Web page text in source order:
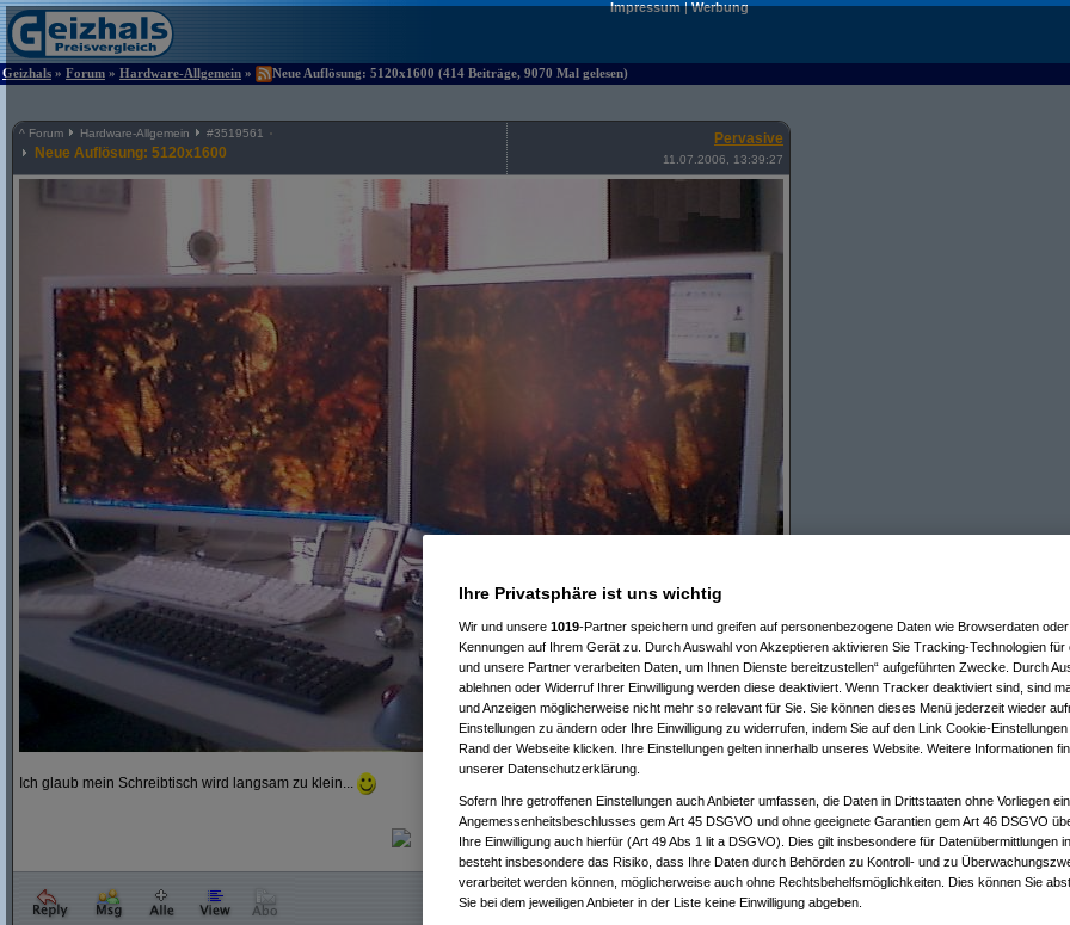
Impressum|Werbung
Geizhals » Forum » Hardware-Allgemein » Neue Auflösung: 5120x1600 (414 Beiträge, 9070 Mal gelesen)
^ Forum Hardware-Allgemein #3519561
Neue Auflösung: 5120x1600
Pervasive
11.07.2006, 13:39:27
Ich glaub mein Schreibtisch wird langsam zu klein...
Ihre Privatsphäre ist uns wichtig
Wir und unsere 1019-Partner speichern und greifen auf personenbezogene Daten wie Browserdaten
Kennungen auf Ihrem Gerät zu. Durch Auswahl von Akzeptieren aktivieren Sie Tracking-Technologien für
und unsere Partner verarbeiten Daten, um Ihnen Dienste bereitzustellen“ aufgeführten Zwecke. Durch
ablehnen oder Widerruf Ihrer Einwilligung werden diese deaktiviert. Wenn Tracker deaktiviert sind, sind
und Anzeigen möglicherweise nicht mehr so relevant für Sie. Sie können dieses Menü jederzeit wieder
Einstellungen zu ändern oder Ihre Einwilligung zu widerrufen, indem Sie auf den Link Cookie-
Rand der Webseite klicken. Ihre Einstellungen gelten innerhalb unseres Website. Weitere Informationen
unserer Datenschutzerklärung.
Sofern Ihre getroffenen Einstellungen auch Anbieter umfassen, die Daten in Drittstaaten ohne Vorliegen
Angemessenheitsbeschlusses gem Art 45 DSGVO und ohne geeignete Garantien gem Art 46 DSGVO
Ihre Einwilligung auch hierfür (Art 49 Abs 1 lit a DSGVO). Dies gilt insbesondere für Datenübermittlungen
besteht insbesondere das Risiko, dass Ihre Daten durch Behörden zu Kontroll- und zu
verarbeitet werden können, möglicherweise auch ohne Rechtsbehelfsmöglichkeiten. Dies können Sie
Sie bei dem jeweiligen Anbieter in der Liste keine Einwilligung abgeben.